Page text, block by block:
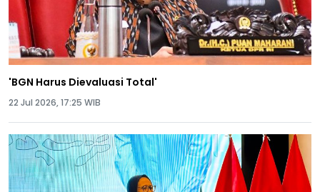
'BGN Harus Dievaluasi Total'
22 Jul 2026, 17:25 WIB